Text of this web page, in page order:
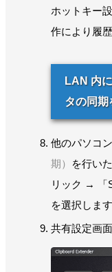
ホットキー
作により履
LAN 内
タの同期
他のパソコ
期）
を行い
リック → 「
を選択します
共有設定画